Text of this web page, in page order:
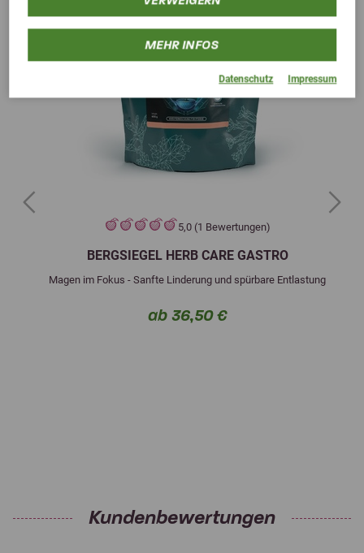
MEHR INFOS
Datenschutz Impressum
5,0 (1 Bewertungen)
BERGSIEGEL HERB CARE GASTRO
Magen im Fokus - Sanfte Linderung und spürbare Entlastung
ab 36,50 €
Previous Next
Kundenbewertungen